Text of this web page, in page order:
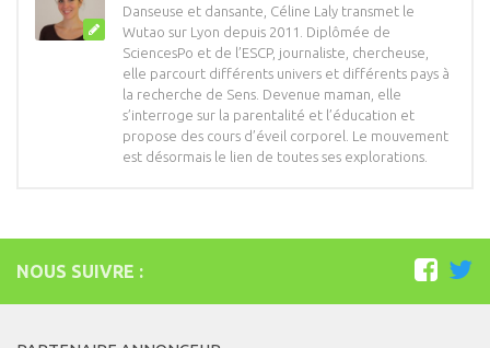
Danseuse et dansante, Céline Laly transmet le
Wutao sur Lyon depuis 2011. Diplômée de
SciencesPo et de l’ESCP, journaliste, chercheuse,
elle parcourt différents univers et différents pays à
la recherche de Sens. Devenue maman, elle
s’interroge sur la parentalité et l’éducation et
propose des cours d’éveil corporel. Le mouvement
est désormais le lien de toutes ses explorations.
NOUS SUIVRE :